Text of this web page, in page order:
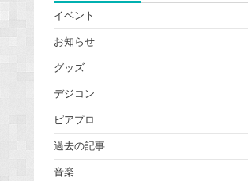
イベント
お知らせ
グッズ
デジコン
ピアプロ
過去の記事
音楽